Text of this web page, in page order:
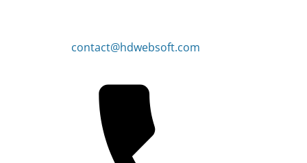
contact@hdwebsoft.com